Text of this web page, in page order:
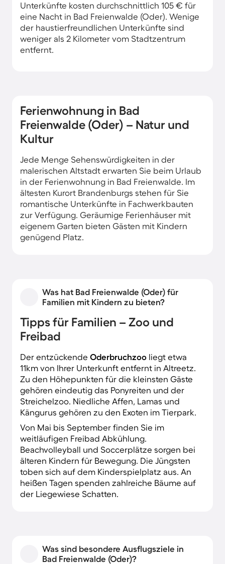
Unterkünfte kosten durchschnittlich 105 € für
eine Nacht in Bad Freienwalde (Oder). Wenige
der haustierfreundlichen Unterkünfte sind
weniger als 2 Kilometer vom Stadtzentrum
entfernt.
Ferienwohnung in Bad
Freienwalde (Oder) – Natur und
Kultur
Jede Menge Sehenswürdigkeiten in der
malerischen Altstadt erwarten Sie beim Urlaub
in der Ferienwohnung in Bad Freienwalde. Im
ältesten Kurort Brandenburgs stehen für Sie
romantische Unterkünfte in Fachwerkbauten
zur Verfügung. Geräumige Ferienhäuser mit
eigenem Garten bieten Gästen mit Kindern
genügend Platz.
Was hat Bad Freienwalde (Oder) für
Familien mit Kindern zu bieten?
Tipps für Familien – Zoo und
Freibad
Der entzückende Oderbruchzoo liegt etwa
11km von Ihrer Unterkunft entfernt in Altreetz.
Zu den Höhepunkten für die kleinsten Gäste
gehören eindeutig das Ponyreiten und der
Streichelzoo. Niedliche Affen, Lamas und
Kängurus gehören zu den Exoten im Tierpark.
Von Mai bis September finden Sie im
weitläufigen Freibad Abkühlung.
Beachvolleyball und Soccerplätze sorgen bei
älteren Kindern für Bewegung. Die Jüngsten
toben sich auf dem Kinderspielplatz aus. An
heißen Tagen spenden zahlreiche Bäume auf
der Liegewiese Schatten.
Was sind besondere Ausflugsziele in
Bad Freienwalde (Oder)?